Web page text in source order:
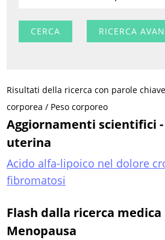
RICERCA
Risultati della ricerca con parole
corporea / Peso corporeo
Aggiornamenti scientifici
uterina
Acido alfa-lipoico nel dolore
fibromatosi
Flash dalla ricerca
Menopausa